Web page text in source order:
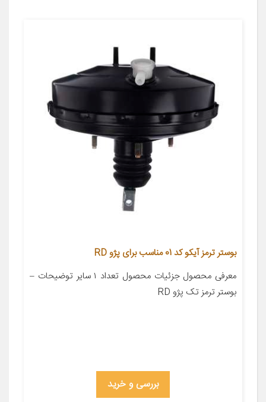
بوستر ترمز آیکو کد 01 مناسب برای پژو RD
معرفی محصول جزئیات محصول تعداد ۱ سایر توضیحات –
بوستر ترمز تک پژو RD
بررسی و خرید